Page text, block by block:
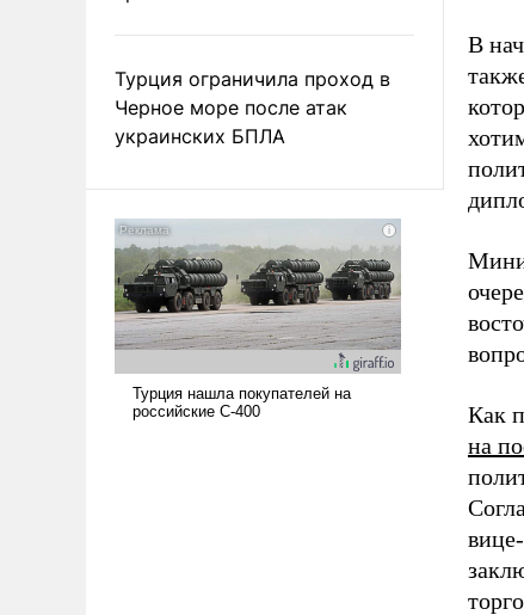
Турция ограничила проход в
Черное море после атак
украинских БПЛА
В
Как
на